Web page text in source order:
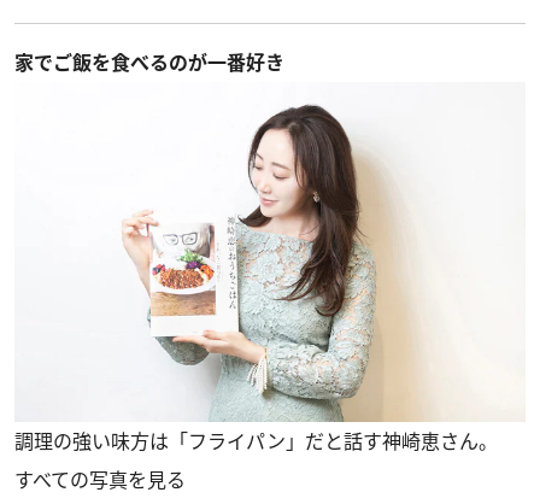
家でご飯を食べるのが一番好き
調理の強い味方は「フライパン」だと話す神崎恵さん。
すべての写真を見る